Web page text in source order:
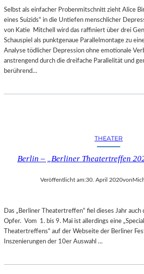
Selbst als einfacher Probenmitschnitt zieht Alice
eines Suizids“ in die Untiefen menschlicher
von Katie Mitchell wird das raffiniert über drei
Schauspiel als punktgenaue Parallelmontage zu
Analyse tödlicher Depression ohne emotionale
anstrengend durch die dreifache Parallelität und
berührend…
THEATER
Berlin – „Berliner Theatertreffen
Veröffentlicht am:30. April 2020von
Das „Berliner Theatertreffen“ fiel dieses Jahr auch
Opfer. Vom 1. bis 9. Mai ist allerdings eine
Theatertreffens“ auf der Webseite der Berliner
Inszenierungen der 10er Auswahl …